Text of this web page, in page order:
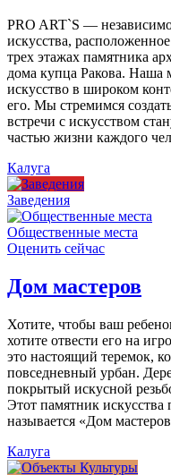
PRO ART`S —
искусства,
трех этажах памятника
дома купца Ракова. Наша
искусство в широком
его. Мы стремимся
встречи с искусством
частью жизни каждого
Калуга
Заведения
Общественные места
Оценить сейчас
Дом мастеров
Хотите, чтобы ваш
хотите отвести его на
это настоящий теремок,
повседневный урбан.
покрытый искусной
Этот памятник
называется «Дом
Калуга